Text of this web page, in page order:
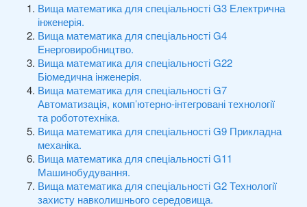
Всеукраїнська студентська олімпіада з
“Математики”
Вища математика для спеціальності G3 Електрична
інженерія.
Вища математика для спеціальності G4
Енерговиробництво.
Вища математика для спеціальності G22
Біомедична інженерія.
Вища математика для спеціальності G7
Автоматизація, комп’ютерно-інтегровані технології
та робототехніка.
Вища математика для спеціальності G9 Прикладна
механіка.
Вища математика для спеціальності G11
Машинобудування.
Вища математика для спеціальності G2 Технології
захисту навколишнього середовища.